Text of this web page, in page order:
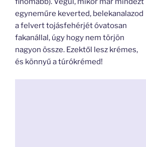
egyneműre keverted, belekanalazod
a felvert tojásfehérjét óvatosan
fakanállal, úgy hogy nem törjön
nagyon össze. Ezektől lesz krémes,
és könnyű a túrókrémed!